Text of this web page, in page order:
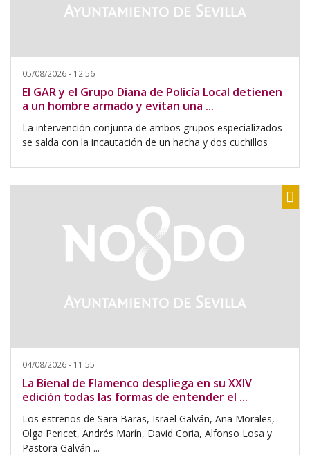
05/08/2026 - 12:56
El GAR y el Grupo Diana de Policía Local detienen
a un hombre armado y evitan una ...
La intervención conjunta de ambos grupos especializados
se salda con la incautación de un hacha y dos cuchillos
04/08/2026 - 11:55
La Bienal de Flamenco despliega en su XXIV
edición todas las formas de entender el ...
Los estrenos de Sara Baras, Israel Galván, Ana Morales,
Olga Pericet, Andrés Marín, David Coria, Alfonso Losa y
Pastora Galván ...